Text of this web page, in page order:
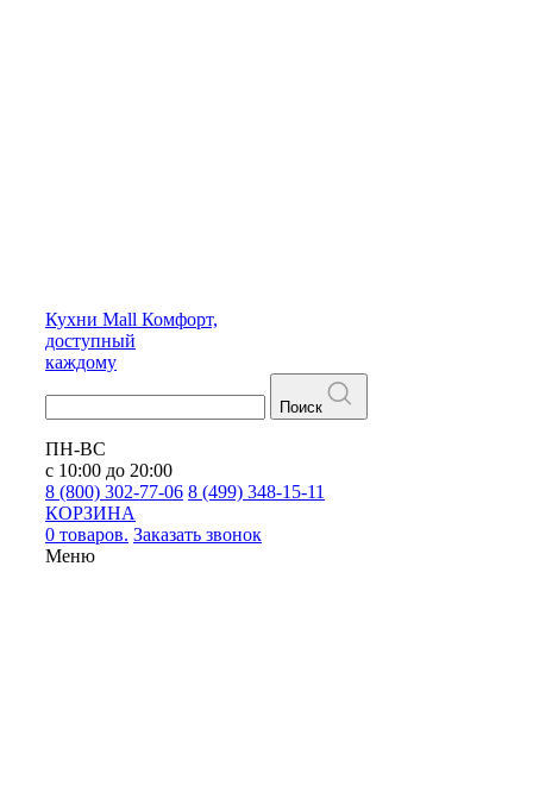
Кухни Mall Комфорт,
доступный
каждому
Поиск
ПН-ВС
с 10:00 до 20:00
8 (800) 302-77-06 8 (499) 348-15-11
КОРЗИНА
0 товаров. Заказать звонок
Меню